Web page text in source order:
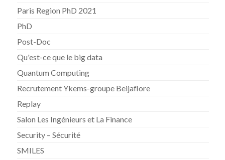
Paris Region PhD 2021
PhD
Post-Doc
Qu'est-ce que le big data
Quantum Computing
Recrutement Ykems-groupe Beijaflore
Replay
Salon Les Ingénieurs et La Finance
Security – Sécurité
SMILES